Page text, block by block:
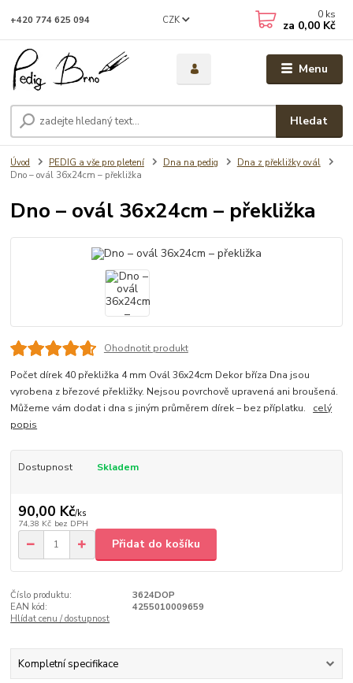
Menu
CZK
Hledat
+420 774 625 094 0 ks
za 0,00 Kč
Úvod PEDIG a vše pro pletení Dna na pedig
Dna z překližky ovál
Dno – ovál 36x24cm – překližka
Dno – ovál 36x24cm – překližka
Ohodnotit produkt
Počet dírek 40 překližka 4 mm Ovál 36x24cm Dekor bříza Dna jsou
vyrobena z březové překližky. Nejsou povrchově upravená ani broušená.
Můžeme vám dodat i dna s jiným průměrem dírek – bez příplatku. celý
popis
Dostupnost Skladem
90,00 Kč/ks
74,38 Kč bez DPH
Přidat do košíku
Číslo produktu:
3624DOP
EAN kód:
4255010009659
Hlídat cenu / dostupnost
Kompletní specifikace